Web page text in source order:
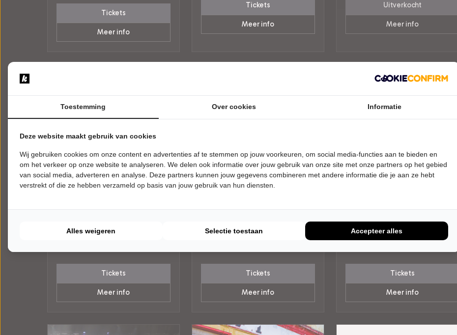
Tickets
Meer info
Tickets
Meer info
Uitverkocht
Meer info
Café del Mundo
De Tamboer
Tickets
Meer info
Steven Kazàn
De Tamboer
Tickets
Meer info
Donna’s Hot Stuff
A Tribute to the Queen of Disco
De Tamboer
Hoogeveen
Tickets
Meer info
Toestemming Over cookies Informatie
Deze website maakt gebruik van cookies
Wij gebruiken cookies om onze content en advertenties af te stemmen op jouw voorkeuren, om social media-functies aan te bieden en
om het verkeer op onze website te analyseren. We delen ook informatie over jouw gebruik van onze site met onze partners op het gebied
van social media, adverteren en analyse. Deze partners kunnen jouw gegevens combineren met andere informatie die je aan ze hebt
verstrekt of die ze hebben verzameld op basis van jouw gebruik van hun diensten.
Alles weigeren Selectie toestaan Accepteer alles